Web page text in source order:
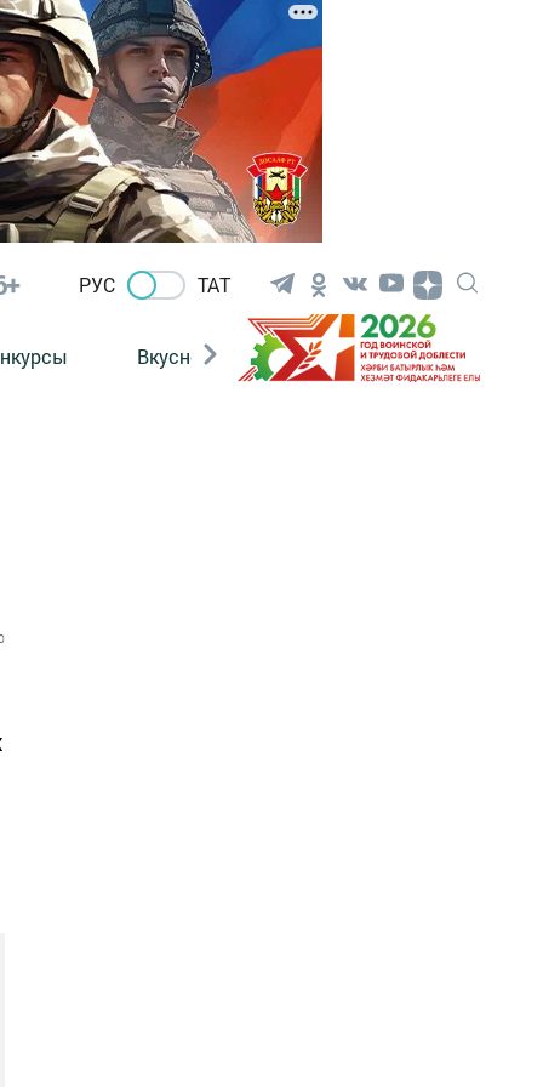
РУС ТАТ
Вкусности Фотогалерея